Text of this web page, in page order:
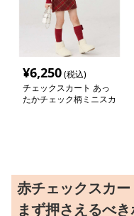
¥6,250(税込)
チェックスカート あっ
たかチェック柄ミニスカ
赤チェックスカー
まず押さえるべき